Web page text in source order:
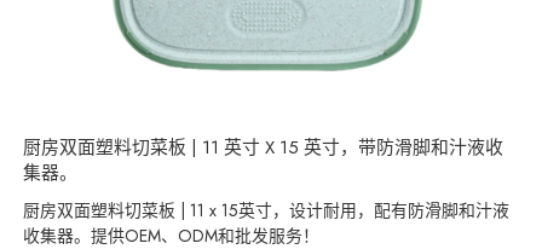
厨房双面塑料切菜板 | 11 英寸 X 15 英寸，带防滑脚和汁液收
集器。
厨房双面塑料切菜板 | 11 x 15英寸，设计耐用，配有防滑脚和汁液
收集器。提供OEM、ODM和批发服务！